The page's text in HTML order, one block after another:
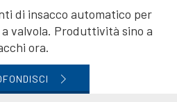
di insacco automatico per
a valvola. Produttività sino a
ora.